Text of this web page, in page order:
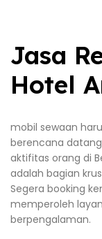
Jasa
Hotel
mobil sewaan
berencana datang
aktifitas orang di
adalah bagian
Segera booking
memperoleh
berpengalaman.